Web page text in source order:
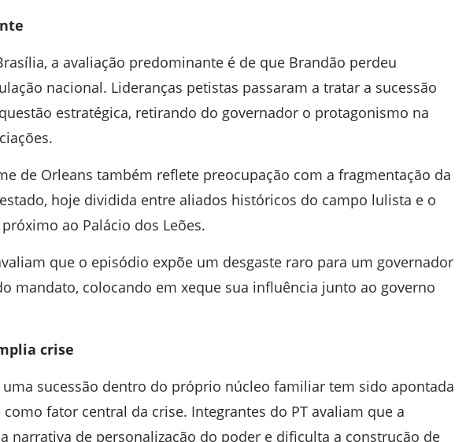
a avaliação predominante é de que Brandão perdeu
nacional. Lideranças petistas passaram a tratar a sucessão
estratégica, retirando do governador o protagonismo na
de Orleans também reflete preocupação com a fragmentação da
hoje dividida entre aliados históricos do campo lulista e o
ao Palácio dos Leões.
que o episódio expõe um desgaste raro para um governador
mandato, colocando em xeque sua influência junto ao governo
crise
sucessão dentro do próprio núcleo familiar tem sido apontada
fator central da crise. Integrantes do PT avaliam que a
narrativa de personalização do poder e dificulta a construção de